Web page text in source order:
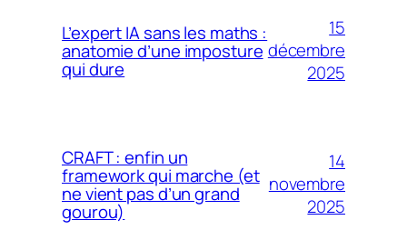
L’expert IA sans les maths :
anatomie d’une imposture
qui dure
15
décembre
2025
CRAFT : enfin un
framework qui marche (et
ne vient pas d’un grand
gourou)
14
novembre
2025